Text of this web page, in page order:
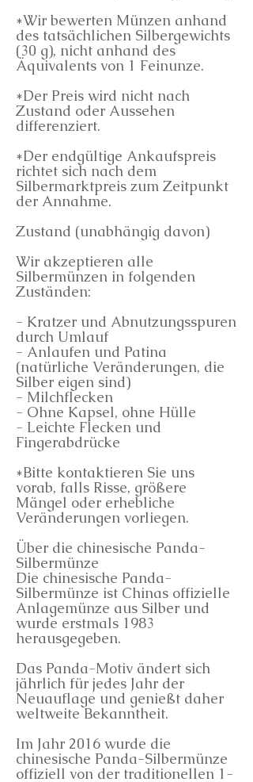
*Wir bewerten Münzen anhand
des tatsächlichen Silbergewichts
(30 g), nicht anhand des
Äquivalents von 1 Feinunze.
*Der Preis wird nicht nach
Zustand oder Aussehen
differenziert.
*Der endgültige Ankaufspreis
richtet sich nach dem
Silbermarktpreis zum Zeitpunkt
der Annahme.
Zustand (unabhängig davon)
Wir akzeptieren alle
Silbermünzen in folgenden
Zuständen:
- Kratzer und Abnutzungsspuren
durch Umlauf
- Anlaufen und Patina
(natürliche Veränderungen, die
Silber eigen sind)
- Milchflecken
- Ohne Kapsel, ohne Hülle
- Leichte Flecken und
Fingerabdrücke
*Bitte kontaktieren Sie uns
vorab, falls Risse, größere
Mängel oder erhebliche
Veränderungen vorliegen.
Über die chinesische Panda-
Silbermünze
Die chinesische Panda-
Silbermünze ist Chinas offizielle
Anlagemünze aus Silber und
wurde erstmals 1983
herausgegeben.
Das Panda-Motiv ändert sich
jährlich für jedes Jahr der
Neuauflage und genießt daher
weltweite Bekanntheit.
Im Jahr 2016 wurde die
chinesische Panda-Silbermünze
offiziell von der traditionellen 1-